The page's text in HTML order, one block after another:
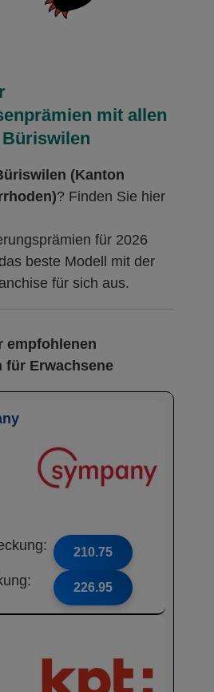
mit allen
(Kanton
? Finden Sie hier
für 2026
beste Modell mit der
für sich aus.
empfohlenen
für Erwachsene
210.75
226.95